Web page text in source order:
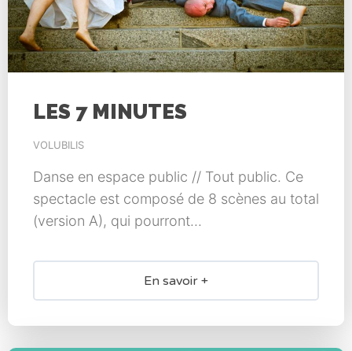
LES 7 MINUTES
VOLUBILIS
Danse en espace public // Tout public. Ce
spectacle est composé de 8 scènes au total
(version A), qui pourront...
En savoir +